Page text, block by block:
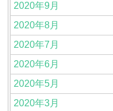
2020年9月
2020年8月
2020年7月
2020年6月
2020年5月
2020年3月